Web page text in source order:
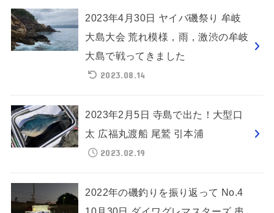
2023年4月30日 ヤイバ磯祭り 牟岐
大島大会 荒れ模様，雨，激渋の牟岐
大島で戦ってきました
2023.08.14
2023年2月5日 寺島で出た！大型口
太 広福丸渡船 尾鷲 引本浦
2023.02.19
2022年の磯釣りを振り返って No.4